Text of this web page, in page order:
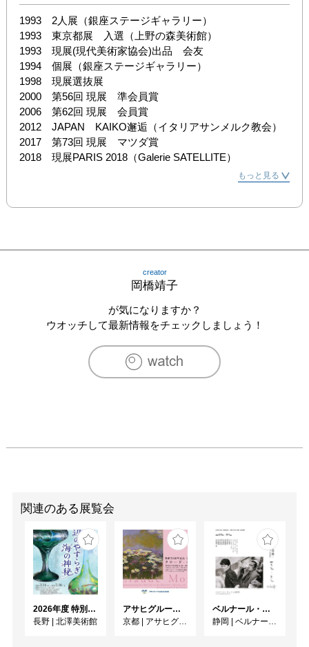
1993　2人展（銀座ステージギャラリー）
1993　東京都展　入選（上野の森美術館）
1993　現展(現代美術家協会)出品　会友
1994　個展（銀座ステージギャラリー）
1998　現展選抜展
2000　第56回 現展　準会員賞
2006　第62回 現展　会員賞
2012　JAPAN　KAIKO邂逅（イタリアサンメルク教会）
2017　第73回 現展　マツダ賞
2018　現展PARIS 2018（Galerie SATELLITE）
もっと見る
creator
岡橋靖子
が気になりますか？
ウオッチして最新情報をチェックしましょう！
関連のある展覧会
2026年度 特別展「ガレとドーム、アール･ヌーヴォーのガラス 水辺のやすらぎ、海の神秘」
長野 | 北澤美術館
アサヒグループ大山崎山荘美術館 開館30周年記念展「没後100年 クロード・モネ」
京都 | アサヒグループ大山崎山荘美術館
ベルナール・ビュフェと写真 ーカメラがとらえたビュフェとその時代、そして21 世紀へ
静岡 | ベルナール・ビュフェ美術館